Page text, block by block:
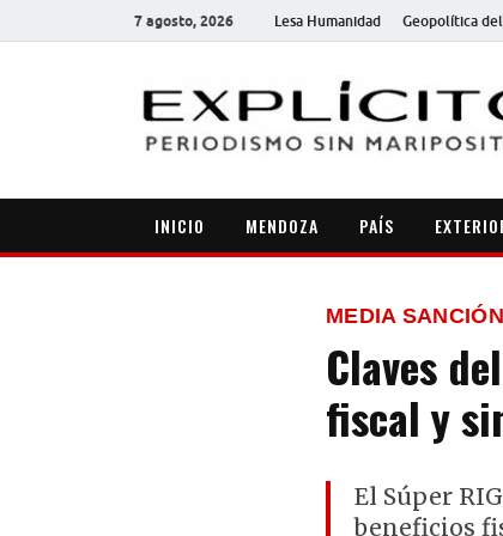
7 agosto, 2026 Lesa Humanidad Geopolítica
INICIO MENDOZA PAÍS
MEDIA
Claves
fiscal y
El Súper
beneficios